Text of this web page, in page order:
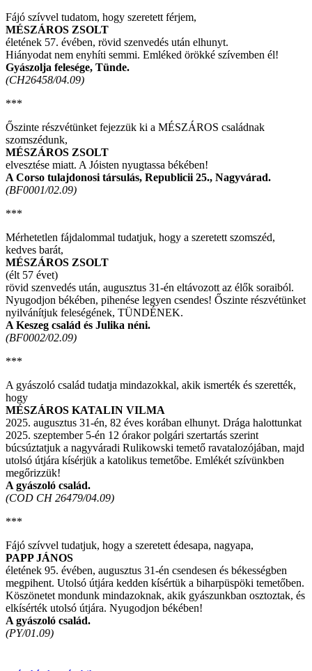
Fájó szívvel tudatom, hogy szeretett férjem,
MÉSZÁROS ZSOLT
életének 57. évében, rövid szenvedés után elhunyt.
Hiányodat nem enyhíti semmi. Emléked örökké szívemben él!
Gyászolja felesége, Tünde.
(CH26458/04.09)
***
Őszinte részvétünket fejezzük ki a MÉSZÁROS családnak
szomszédunk,
MÉSZÁROS ZSOLT
elvesztése miatt. A Jóisten nyugtassa békében!
A Corso tulajdonosi társulás, Republicii 25., Nagyvárad.
(BF0001/02.09)
***
Mérhetetlen fájdalommal tudatjuk, hogy a szeretett szomszéd,
kedves barát,
MÉSZÁROS ZSOLT
(élt 57 évet)
rövid szenvedés után, augusztus 31-én eltávozott az élők soraiból.
Nyugodjon békében, pihenése legyen csendes! Őszinte részvétünket
nyilvánítjuk feleségének, TÜNDÉNEK.
A Keszeg család és Julika néni.
(BF0002/02.09)
***
A gyászoló család tudatja mindazokkal, akik ismerték és szerették,
hogy
MÉSZÁROS KATALIN VILMA
2025. augusztus 31-én, 82 éves korában elhunyt. Drága halottunkat
2025. szeptember 5-én 12 órakor polgári szertartás szerint
búcsúztatjuk a nagyváradi Rulikowski temető ravatalozójában, majd
utolsó útjára kísérjük a katolikus temetőbe. Emlékét szívünkben
megőrizzük!
A gyászoló család.
(COD CH 26479/04.09)
***
Fájó szívvel tudatjuk, hogy a szeretett édesapa, nagyapa,
PAPP JÁNOS
életének 95. évében, augusztus 31-én csendesen és békességben
megpihent. Utolsó útjára kedden kísértük a biharpüspöki temetőben.
Köszönetet mondunk mindazoknak, akik gyászunkban osztoztak, és
elkísérték utolsó útjára. Nyugodjon békében!
A gyászoló család.
(PY/01.09)